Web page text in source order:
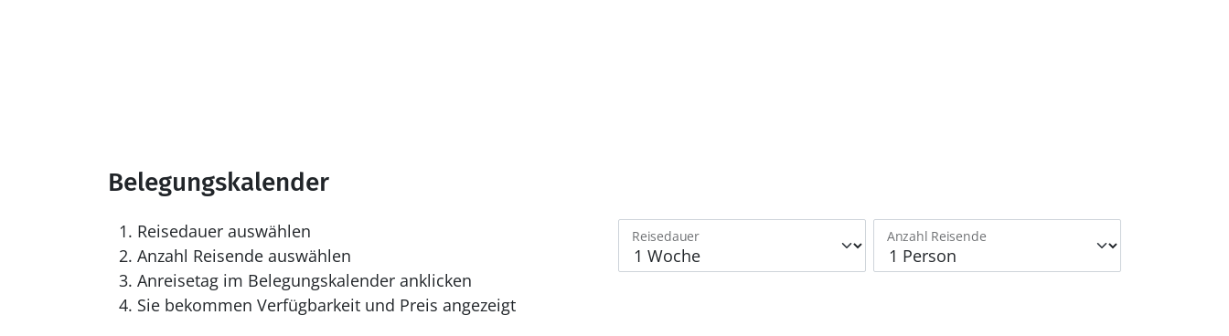
Belegungskalender
Reisedauer auswählen
Anzahl Reisende auswählen
Anreisetag im Belegungskalender anklicken
Sie bekommen Verfügbarkeit und Preis angezeigt
Reisedauer Anzahl Reisende